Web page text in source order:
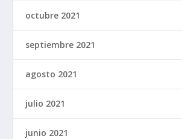
octubre 2021
septiembre 2021
agosto 2021
julio 2021
junio 2021